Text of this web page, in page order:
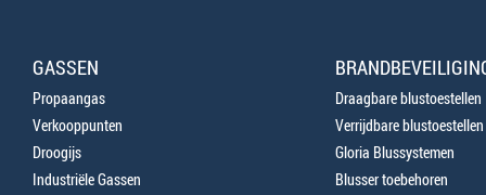
GASSEN
Propaangas
Verkooppunten
Droogijs
Industriële Gassen
Draagbare blustoestellen
Verrijdbare blustoestellen
Gloria Blussystemen
Blusser toebehoren